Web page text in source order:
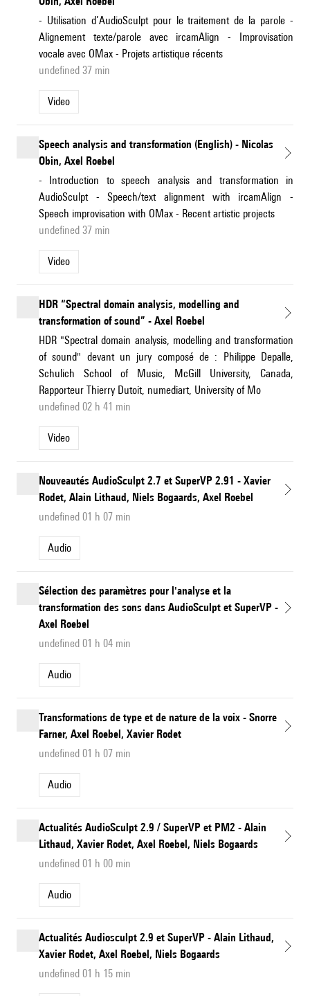
- Utilisation d’AudioSculpt pour le traitement de la parole -
Alignement texte/parole avec ircamAlign - Improvisation
vocale avec OMax - Projets artistique récents
undefined 37 min
Video
Speech analysis and transformation (English) - Nicolas
Obin, Axel Roebel
- Introduction to speech analysis and transformation in
AudioSculpt - Speech/text alignment with ircamAlign -
Speech improvisation with OMax - Recent artistic projects
undefined 37 min
Video
HDR “Spectral domain analysis, modelling and
transformation of sound” - Axel Roebel
HDR "Spectral domain analysis, modelling and transformation
of sound" devant un jury composé de : Philippe Depalle,
Schulich School of Music, McGill University, Canada,
Rapporteur Thierry Dutoit, numediart, University of Mo
undefined 02 h 41 min
Video
Nouveautés AudioSculpt 2.7 et SuperVP 2.91 - Xavier
Rodet, Alain Lithaud, Niels Bogaards, Axel Roebel
undefined 01 h 07 min
Audio
Sélection des paramètres pour l'analyse et la
transformation des sons dans AudioSculpt et SuperVP -
Axel Roebel
undefined 01 h 04 min
Audio
Transformations de type et de nature de la voix - Snorre
Farner, Axel Roebel, Xavier Rodet
undefined 01 h 07 min
Audio
Actualités AudioSculpt 2.9 / SuperVP et PM2 - Alain
Lithaud, Xavier Rodet, Axel Roebel, Niels Bogaards
undefined 01 h 00 min
Audio
Actualités Audiosculpt 2.9 et SuperVP - Alain Lithaud,
Xavier Rodet, Axel Roebel, Niels Bogaards
undefined 01 h 15 min